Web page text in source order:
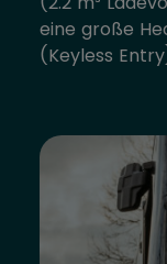
eine große
(Keyless